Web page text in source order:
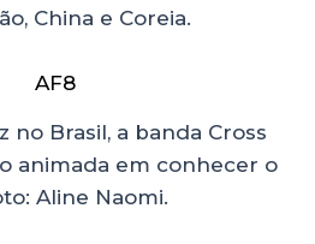
China e Coreia.
no Brasil, a banda Cross
animada em conhecer o
Aline Naomi.